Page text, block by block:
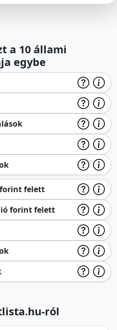
a 10 állami
egybe
felett
forint felett
ról